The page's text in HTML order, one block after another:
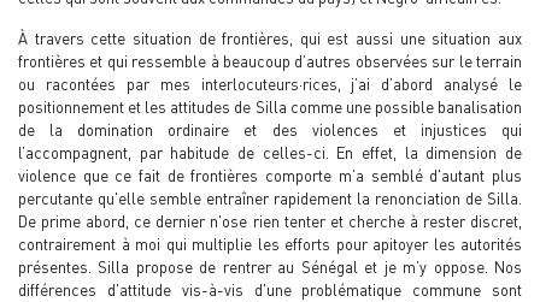
À travers cette situation de frontières, qui est aussi une situation aux
frontières et qui ressemble à beaucoup d’autres observées sur le terrain
ou racontées par mes interlocuteurs·rices, j’ai d’abord analysé le
positionnement et les attitudes de Silla comme une possible banalisation
de la domination ordinaire et des violences et injustices qui
l’accompagnent, par habitude de celles-ci. En effet, la dimension de
violence que ce fait de frontières comporte m’a semblé d'autant plus
percutante qu'elle semble entraîner rapidement la renonciation de Silla.
De prime abord, ce dernier n'ose rien tenter et cherche à rester discret,
contrairement à moi qui multiplie les efforts pour apitoyer les autorités
présentes. Silla propose de rentrer au Sénégal et je m’y oppose. Nos
différences d'attitude vis-à-vis d'une problématique commune sont